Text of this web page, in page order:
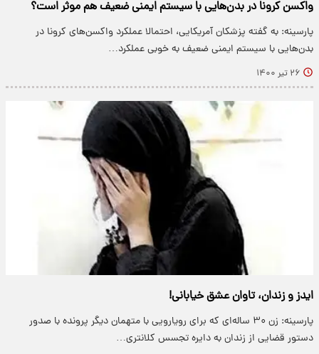
واکسن کرونا در بدن‌هایی با سیستم ایمنی ضعیف هم موثر است؟
پارسینه: به گفته پزشکان آمریکایی، احتمالا عملکرد واکسن‌های کرونا در
بدن‌هایی با سیستم ایمنی ضعیف به خوبی عملکرد…
۲۶ تیر ۱۴۰۰
ایدز و زندان، تاوان عشق خیابانی!
پارسینه: زن ۳۰ ساله‌ای که برای رویارویی با متهمان دیگر پرونده با صدور
دستور قضایی از زندان به دایره تجسس کلانتری…